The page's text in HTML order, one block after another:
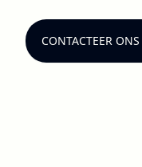
CONTACTEER ONS